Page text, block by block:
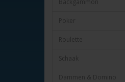
Backgammon
Poker
Roulette
Schaak
Dammen & Domino